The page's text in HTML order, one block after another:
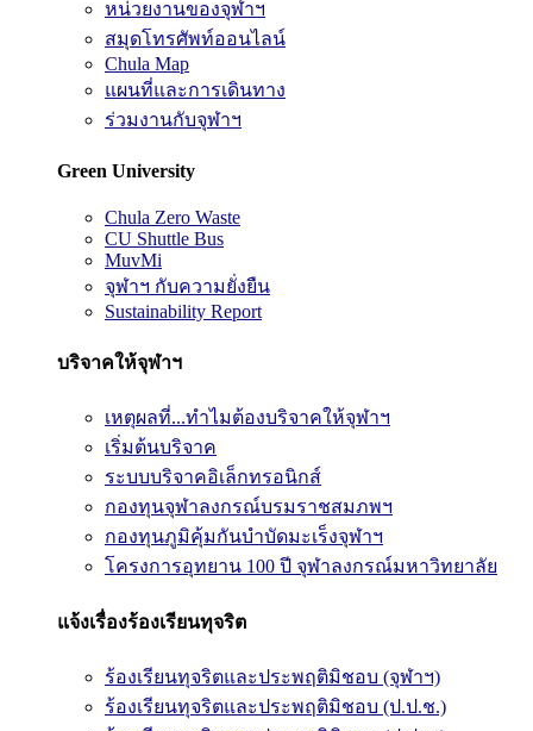
หน่วยงานของจุฬาฯ
สมุดโทรศัพท์ออนไลน์
Chula Map
แผนที่และการเดินทาง
ร่วมงานกับจุฬาฯ
Green University
Chula Zero Waste
CU Shuttle Bus
MuvMi
จุฬาฯ กับความยั่งยืน
Sustainability Report
บริจาคให้จุฬาฯ
เหตุผลที่...ทำไมต้องบริจาคให้จุฬาฯ
เริ่มต้นบริจาค
ระบบบริจาคอิเล็กทรอนิกส์
กองทุนจุฬาลงกรณ์บรมราชสมภพฯ
กองทุนภูมิคุ้มกันบำบัดมะเร็งจุฬาฯ
โครงการอุทยาน 100 ปี จุฬาลงกรณ์มหาวิทยาลัย
แจ้งเรื่องร้องเรียนทุจริต
ร้องเรียนทุจริตและประพฤติมิชอบ (จุฬาฯ)
ร้องเรียนทุจริตและประพฤติมิชอบ (ป.ป.ช.)